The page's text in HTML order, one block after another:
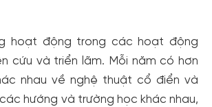
hoạt động trong các hoạt động
cứu và triển lãm. Mỗi năm có hơn
nhau về nghệ thuật cổ điển và
hướng và trường học khác nhau,
đến từ các đối tác của Gody.vn dành
cho cộng đồng.
Đăng ký
Hoặc đăng nhập bằng